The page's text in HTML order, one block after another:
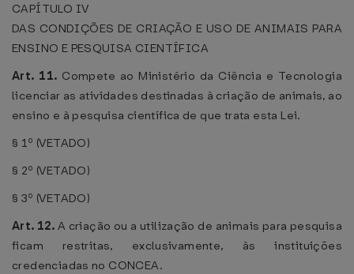
CAPÍTULO IV
DAS CONDIÇÕES DE CRIAÇÃO E USO DE ANIMAIS PARA
ENSINO E PESQUISA CIENTÍFICA
Art. 11. Compete ao Ministério da Ciência e Tecnologia
licenciar as atividades destinadas à criação de animais, ao
ensino e à pesquisa científica de que trata esta Lei.
§ 1º (VETADO)
§ 2º (VETADO)
§ 3º (VETADO)
Art. 12. A criação ou a utilização de animais para pesquisa
ficam restritas, exclusivamente, às instituições
credenciadas no CONCEA.